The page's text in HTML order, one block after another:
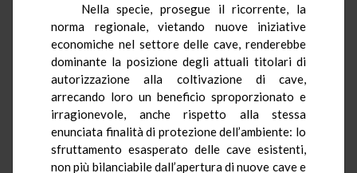
Nella specie, prosegue il ricorrente, la
norma regionale, vietando nuove iniziative
economiche nel settore delle cave, renderebbe
dominante la posizione degli attuali titolari di
autorizzazione alla coltivazione di cave,
arrecando loro un beneficio sproporzionato e
irragionevole, anche rispetto alla stessa
enunciata finalità di protezione dell’ambiente: lo
sfruttamento esasperato delle cave esistenti,
non più bilanciabile dall’apertura di nuove cave e